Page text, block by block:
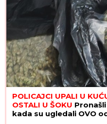
POLICAJCI UPALI U
OSTALI U ŠOKU
kada su ugledali OVO